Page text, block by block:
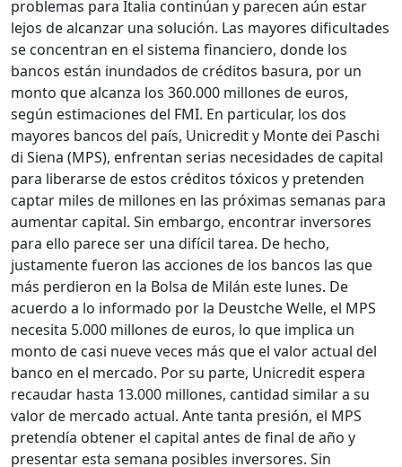
problemas para Italia continúan y parecen aún estar
lejos de alcanzar una solución. Las mayores dificultades
se concentran en el sistema financiero, donde los
bancos están inundados de créditos basura, por un
monto que alcanza los 360.000 millones de euros,
según estimaciones del FMI. En particular, los dos
mayores bancos del país, Unicredit y Monte dei Paschi
di Siena (MPS), enfrentan serias necesidades de capital
para liberarse de estos créditos tóxicos y pretenden
captar miles de millones en las próximas semanas para
aumentar capital. Sin embargo, encontrar inversores
para ello parece ser una difícil tarea. De hecho,
justamente fueron las acciones de los bancos las que
más perdieron en la Bolsa de Milán este lunes. De
acuerdo a lo informado por la Deustche Welle, el MPS
necesita 5.000 millones de euros, lo que implica un
monto de casi nueve veces más que el valor actual del
banco en el mercado. Por su parte, Unicredit espera
recaudar hasta 13.000 millones, cantidad similar a su
valor de mercado actual. Ante tanta presión, el MPS
pretendía obtener el capital antes de final de año y
presentar esta semana posibles inversores. Sin